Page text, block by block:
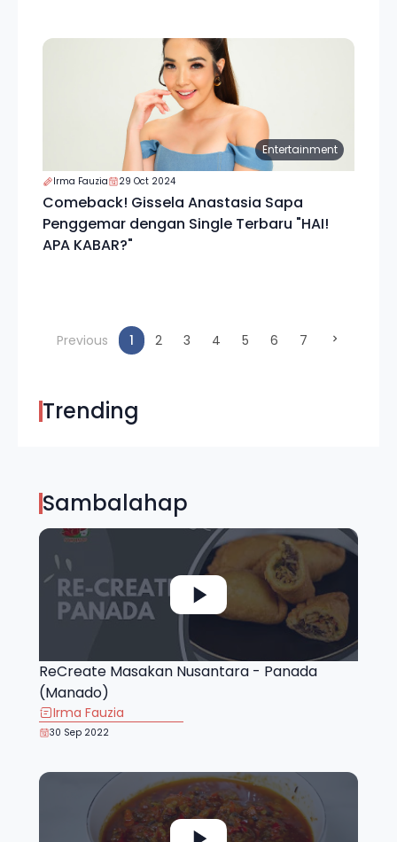
Entertainment
Irma Fauzia 29 Oct 2024
Comeback! Gissela Anastasia Sapa
Penggemar dengan Single Terbaru "HAI!
APA KABAR?"
Previous 1(current)
2 3 4 5 6 7
Trending
Sambalahap
ReCreate Masakan Nusantara - Panada
(Manado)
Irma Fauzia
30 Sep 2022